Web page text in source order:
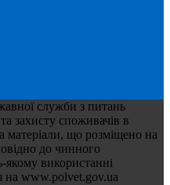
служби з питань
захисту споживачів в
матеріали, що розміщено на
до чинного
якому використанні
на www.polvet.gov.ua